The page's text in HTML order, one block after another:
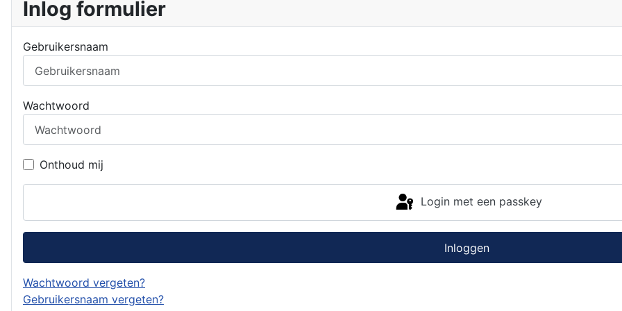
Inlog formulier
Gebruikersnaam
Wachtwoord
Onthoud mij
Login met een passkey
Inloggen
Wachtwoord vergeten?
Gebruikersnaam vergeten?